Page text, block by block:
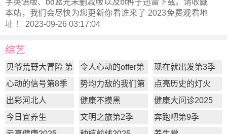
字英语版、bd蓝光未删减版以及bt种子迅雷下载。请收藏
本站，我们会尽快为您更新你看谁来了 2023免费观看地
址 ！ 2023-09-26 03:17:04
综艺
贝爷荒野大冒险 第
一季
令人心动的offer第
7季
现在就出发第3季
心动的信号第8季
势均力敌的我们第
2季
点亮历史的灯火
出彩河北人
健康不摸黑
健康大问诊2025
今日宜养生
文明之旅第2季
奔跑吧第9季